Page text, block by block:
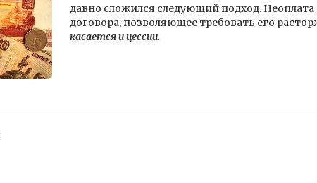
давно сложился следующий подход.
договора, позволяющее требовать его
касается и цессии.